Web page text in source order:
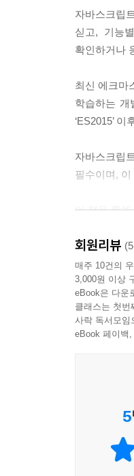
---p.455
클래스 내부
---p.546
자바스크립
싣고, 기능
확인하거나
최신 에크마
학습하는
‘ES2015’
자바스크립
필수이며,
이 책을 통
- 지속적으
- 에크마스
- 목적별로
회원리뷰
매주 10건의
3,000원 이상
eBook은 다운
클래스는 첫
사락 독서모임
eBook 페이백
5